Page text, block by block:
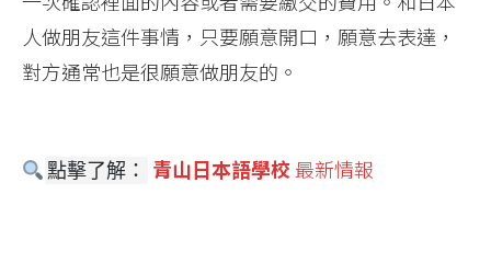
人做朋友這件事情，只要願意開口，願意去表達，
對方通常也是很願意做朋友的。
點擊了解： 青山日本語學校 最新情報